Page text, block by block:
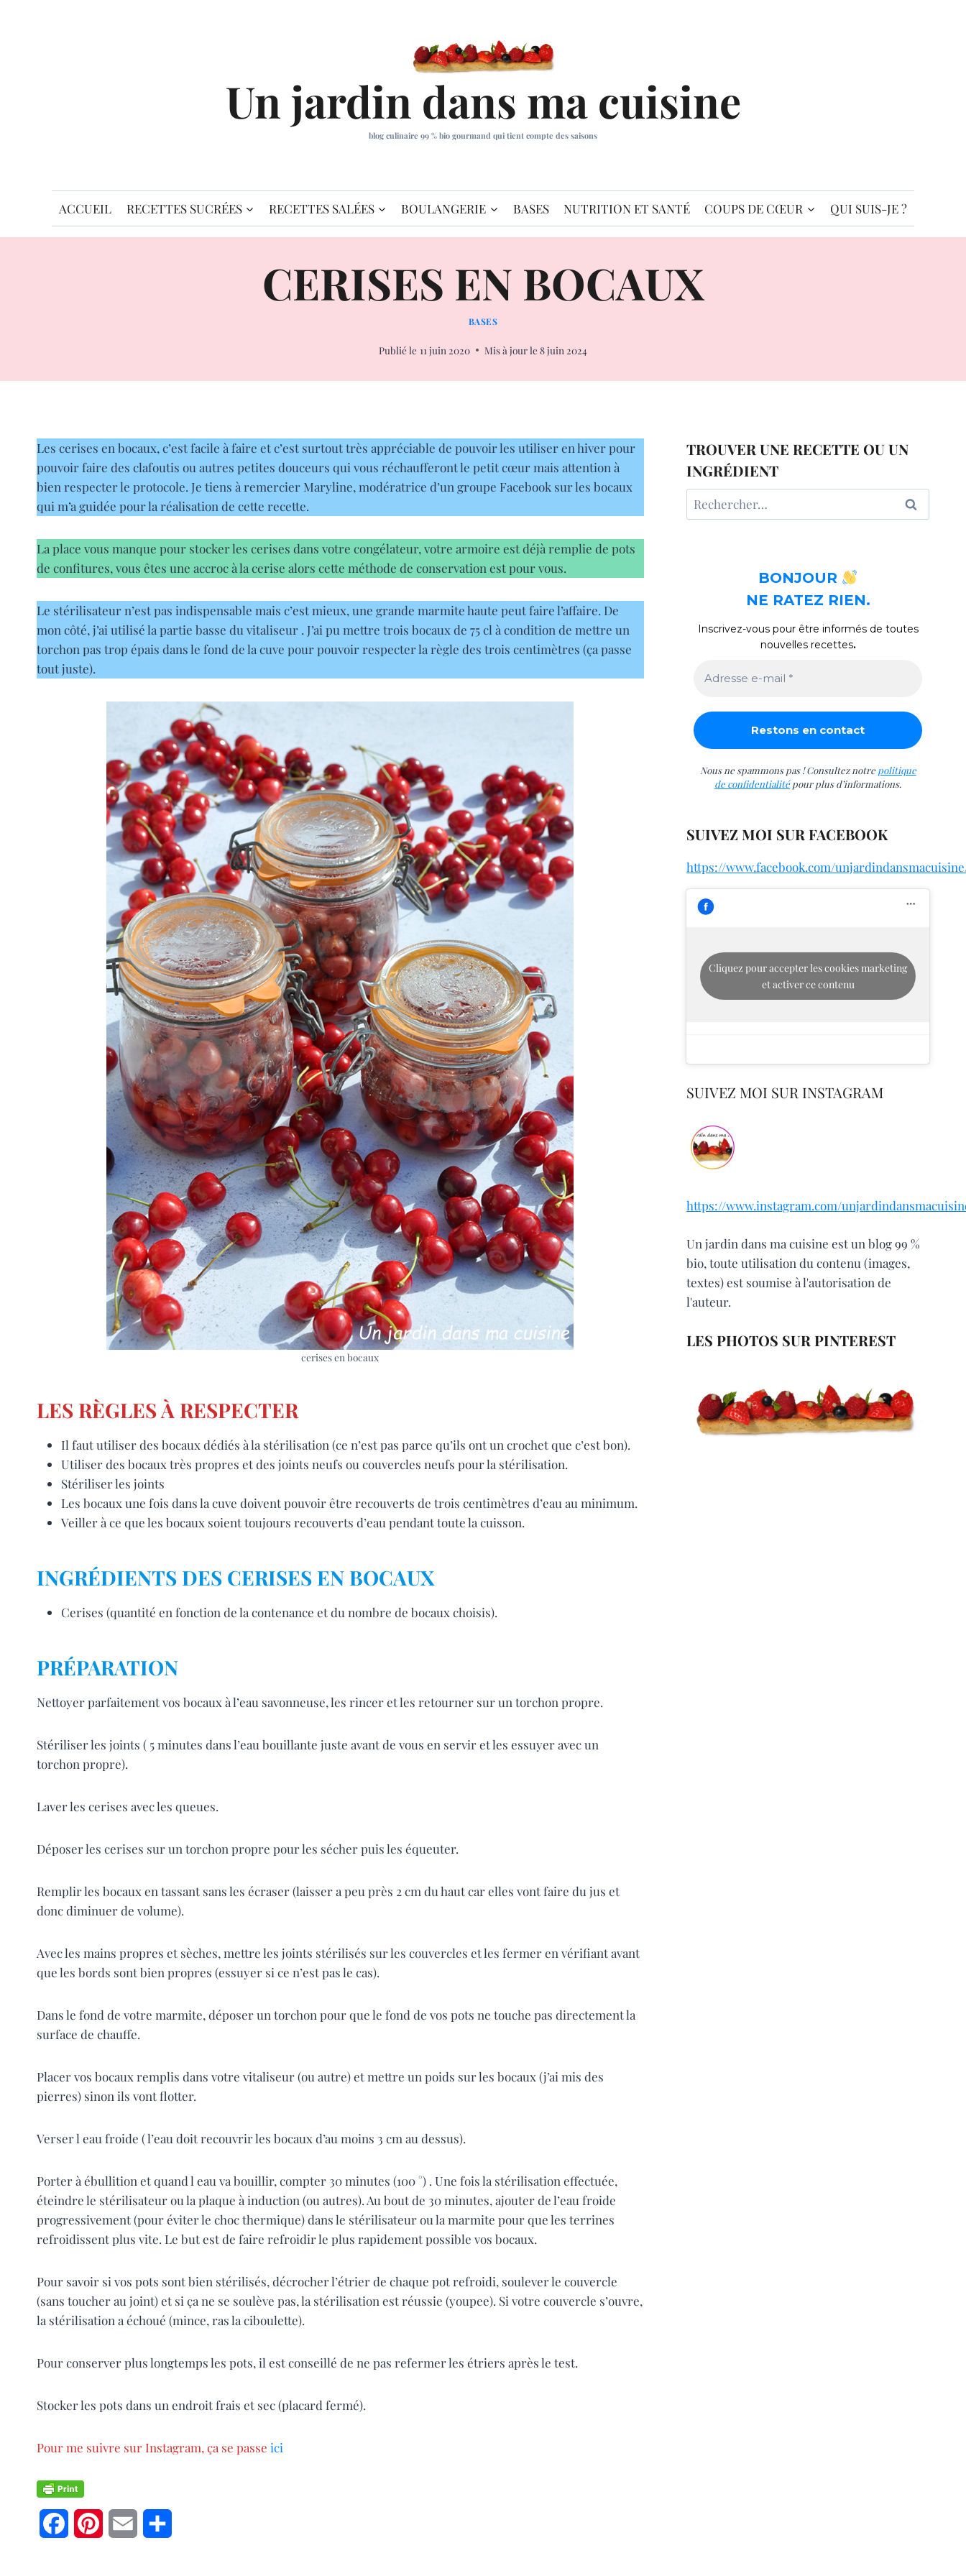
Un jardin dans ma cuisine
blog culinaire 99 % bio gourmand qui tient compte des saisons
ACCUEIL RECETTES SUCRÉES RECETTES SALÉES BOULANGERIE BASES NUTRITION ET SANTÉ COUPS DE CŒUR QUI SUIS-JE ?
CERISES EN BOCAUX
BASES
Publié le 11 juin 2020 Mis à jour le8 juin 2024
Les cerises en bocaux, c’est facile à faire et c’est surtout très appréciable de pouvoir les utiliser en hiver pour
pouvoir faire des clafoutis ou autres petites douceurs qui vous réchaufferont le petit cœur mais attention à
bien respecter le protocole. Je tiens à remercier Maryline, modératrice d’un groupe Facebook sur les bocaux
qui m’a guidée pour la réalisation de cette recette.
La place vous manque pour stocker les cerises dans votre congélateur, votre armoire est déjà remplie de pots
de confitures, vous êtes une accroc à la cerise alors cette méthode de conservation est pour vous.
Le stérilisateur n’est pas indispensable mais c’est mieux, une grande marmite haute peut faire l’affaire. De
mon côté, j’ai utilisé la partie basse du vitaliseur . J’ai pu mettre trois bocaux de 75 cl à condition de mettre un
torchon pas trop épais dans le fond de la cuve pour pouvoir respecter la règle des trois centimètres (ça passe
tout juste).
cerises en bocaux
LES RÈGLES À RESPECTER
Il faut utiliser des bocaux dédiés à la stérilisation (ce n’est pas parce qu’ils ont un crochet que c’est bon).
Utiliser des bocaux très propres et des joints neufs ou couvercles neufs pour la stérilisation.
Stériliser les joints
Les bocaux une fois dans la cuve doivent pouvoir être recouverts de trois centimètres d’eau au minimum.
Veiller à ce que les bocaux soient toujours recouverts d’eau pendant toute la cuisson.
INGRÉDIENTS DES CERISES EN BOCAUX
Cerises (quantité en fonction de la contenance et du nombre de bocaux choisis).
PRÉPARATION
Nettoyer parfaitement vos bocaux à l’eau savonneuse, les rincer et les retourner sur un torchon propre.
Stériliser les joints ( 5 minutes dans l’eau bouillante juste avant de vous en servir et les essuyer avec un
torchon propre).
Laver les cerises avec les queues.
Déposer les cerises sur un torchon propre pour les sécher puis les équeuter.
Remplir les bocaux en tassant sans les écraser (laisser a peu près 2 cm du haut car elles vont faire du jus et
donc diminuer de volume).
Avec les mains propres et sèches, mettre les joints stérilisés sur les couvercles et les fermer en vérifiant avant
que les bords sont bien propres (essuyer si ce n’est pas le cas).
Dans le fond de votre marmite, déposer un torchon pour que le fond de vos pots ne touche pas directement la
surface de chauffe.
Placer vos bocaux remplis dans votre vitaliseur (ou autre) et mettre un poids sur les bocaux (j’ai mis des
pierres) sinon ils vont flotter.
Verser l eau froide ( l’eau doit recouvrir les bocaux d’au moins 3 cm au dessus).
Porter à ébullition et quand l eau va bouillir, compter 30 minutes (100 °) . Une fois la stérilisation effectuée,
éteindre le stérilisateur ou la plaque à induction (ou autres). Au bout de 30 minutes, ajouter de l’eau froide
progressivement (pour éviter le choc thermique) dans le stérilisateur ou la marmite pour que les terrines
refroidissent plus vite. Le but est de faire refroidir le plus rapidement possible vos bocaux.
Pour savoir si vos pots sont bien stérilisés, décrocher l’étrier de chaque pot refroidi, soulever le couvercle
(sans toucher au joint) et si ça ne se soulève pas, la stérilisation est réussie (youpee). Si votre couvercle s’ouvre,
la stérilisation a échoué (mince, ras la ciboulette).
Pour conserver plus longtemps les pots, il est conseillé de ne pas refermer les étriers après le test.
Stocker les pots dans un endroit frais et sec (placard fermé).
Pour me suivre sur Instagram, ça se passe ici
TROUVER UNE RECETTE OU UN
INGRÉDIENT
Rechercher :
BONJOUR
NE RATEZ RIEN.
Inscrivez-vous pour être informés de toutes
nouvelles recettes.
Nous ne spammons pas ! Consultez notre politique
de confidentialitépour plus d’informations.
SUIVEZ MOI SUR FACEBOOK
https://www.facebook.com/
Cliquez pour accepter les cookies marketing
et activer ce contenu
SUIVEZ MOI SUR INSTAGRAM
https://www.instagram.com/
Un jardin dans ma cuisine est un blog 99 %
bio, toute utilisation du contenu (images,
textes) est soumise à l'autorisation de
l'auteur.
LES PHOTOS SUR PINTEREST